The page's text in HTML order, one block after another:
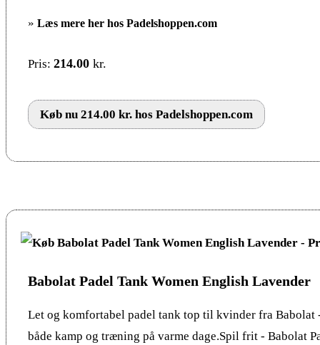
» Læs mere her hos Padelshoppen.com
Pris: 214.00 kr.
Køb nu 214.00 kr. hos Padelshoppen.com
Babolat Padel Tank Women English Lavender
Let og komfortabel padel tank top til kvinder fra
både kamp og træning på varme dage.Spil frit - Babolat